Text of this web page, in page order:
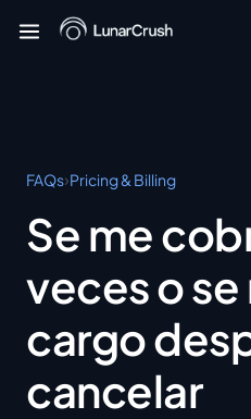
FAQs›Pricing & Billing
Se me
veces o se
cargo
cancelar